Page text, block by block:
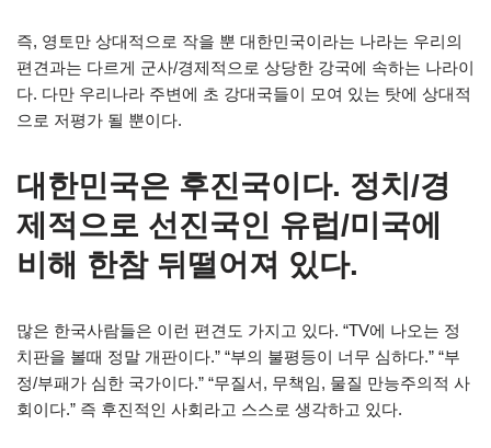
즉, 영토만 상대적으로 작을 뿐 대한민국이라는 나라는 우리의
편견과는 다르게 군사/경제적으로 상당한 강국에 속하는 나라이
다. 다만 우리나라 주변에 초 강대국들이 모여 있는 탓에 상대적
으로 저평가 될 뿐이다.
대한민국은 후진국이다. 정치/경
제적으로 선진국인 유럽/미국에
비해 한참 뒤떨어져 있다.
많은 한국사람들은 이런 편견도 가지고 있다. “TV에 나오는 정
치판을 볼때 정말 개판이다.” “부의 불평등이 너무 심하다.” “부
정/부패가 심한 국가이다.” “무질서, 무책임, 물질 만능주의적 사
회이다.” 즉 후진적인 사회라고 스스로 생각하고 있다.